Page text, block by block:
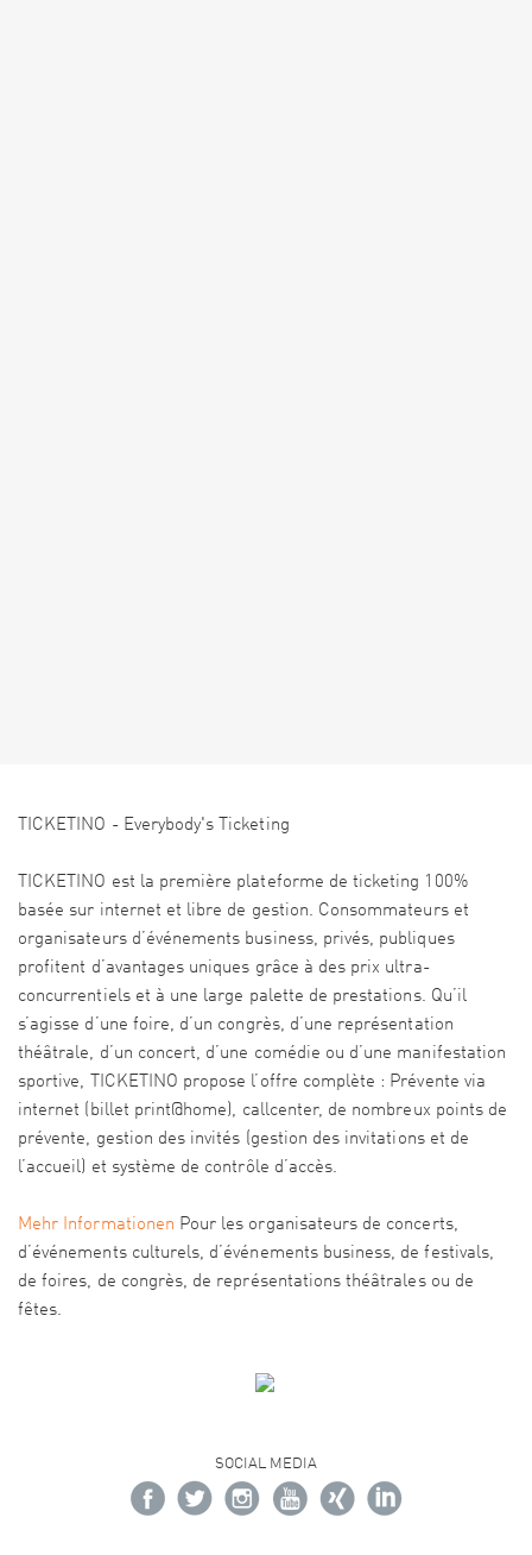
TICKETINO - Everybody's Ticketing
TICKETINO est la première plateforme de ticketing 100%
basée sur internet et libre de gestion. Consommateurs et
organisateurs d’événements business, privés, publiques
profitent d’avantages uniques grâce à des prix ultra-
concurrentiels et à une large palette de prestations. Qu’il
s’agisse d’une foire, d’un congrès, d’une représentation
théâtrale, d’un concert, d’une comédie ou d’une manifestation
sportive, TICKETINO propose l’offre complète : Prévente via
internet (billet print@home), callcenter, de nombreux points de
prévente, gestion des invités (gestion des invitations et de
l’accueil) et système de contrôle d’accès.
Mehr Informationen Pour les organisateurs de concerts,
d’événements culturels, d’événements business, de festivals,
de foires, de congrès, de représentations théâtrales ou de
fêtes.
SOCIAL MEDIA